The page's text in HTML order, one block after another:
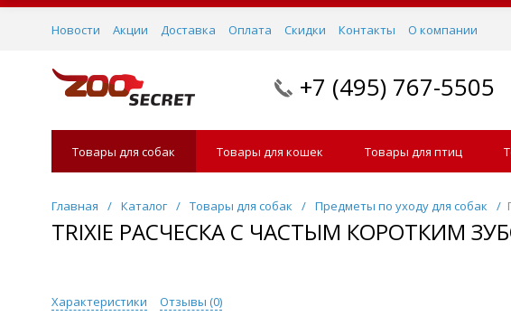
Новости Акции Доставка Оплата Скидки Контакты О компании
+7 (495) 767-5505
Товары для собак Товары для кошек Товары для птиц
Главная / Каталог / Товары для собак / Предметы по уходу для собак /
TRIXIE РАСЧЕСКА С ЧАСТЫМ КОРОТКИМ
Характеристики Отзывы (0)